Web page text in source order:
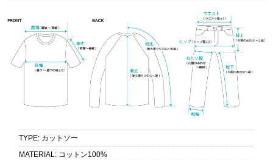
TYPE: カットソー
MATERIAL: コットン100%